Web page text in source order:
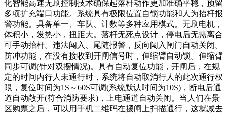
化智能高速无刷控制技术确保起落杆动作更加准确平稳，预留
多项扩充端口功能。系统具有极限位置自锁功能和人为抬杆报
警功能。具备单一、车队、计数等多种应用模式。无刷电机，
体积小，发热小，扭距大。落杆无死点设计，停电后无需离合
可手动抬杆。违法闯入、尾随报警，反向闯入闸门自动关闭。
防冲功能，在没有接收到开闸信号时，伸缩臂自动锁。伸缩臂
同步可调(针对双摆情况)。具有自动复位功能，开闸后，在规
定的时间内行人未通行时，系统将自动取消行人的此次通行权
限，复位时间为1S～60S可调(系统默认时间为10S)，断电后通
道自动敞开(符合消防要求)，上电通道自动关闭。当人们在景
区购票之后，可以用手机二维码在摆闸上扫描通行，这就减去